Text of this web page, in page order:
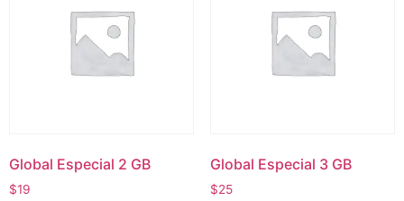
Global Especial 2 GB
$19
Global Especial 3 GB
$25